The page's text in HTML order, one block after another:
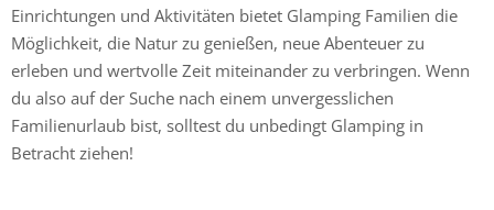
Einrichtungen und Aktivitäten bietet Glamping Familien die
Möglichkeit, die Natur zu genießen, neue Abenteuer zu
erleben und wertvolle Zeit miteinander zu verbringen. Wenn
du also auf der Suche nach einem unvergesslichen
Familienurlaub bist, solltest du unbedingt Glamping in
Betracht ziehen!